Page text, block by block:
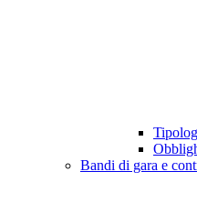
Bandi di gara e